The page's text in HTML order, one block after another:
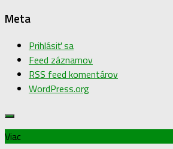
Meta
Prihlásiť sa
Feed záznamov
RSS feed komentárov
WordPress.org
Viac